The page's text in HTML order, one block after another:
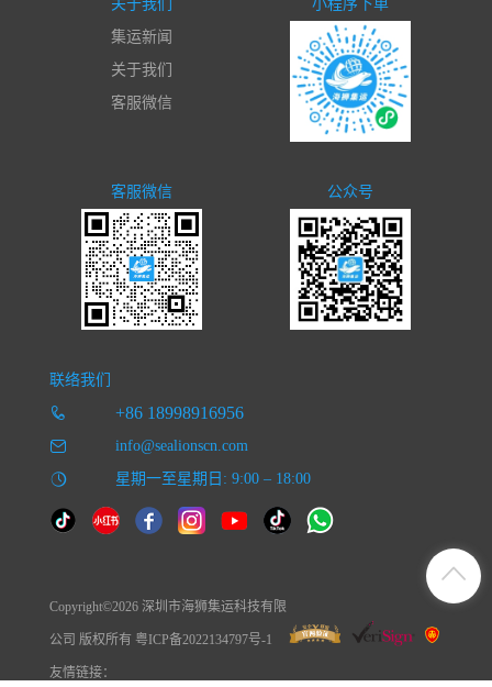
关于我们
集运新闻
关于我们
客服微信
小程序下单
客服微信 公众号
联络我们
+86 18998916956
info@sealionscn.com
星期一至星期日: 9:00 – 18:00
Copyright©2026 深圳市海狮集运科技有限
公司 版权所有 粤ICP备2022134797号-1
友情链接：